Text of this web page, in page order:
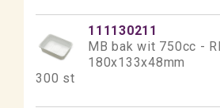
111130211
MB bak wit 750cc -
180x133x48mm
300 st